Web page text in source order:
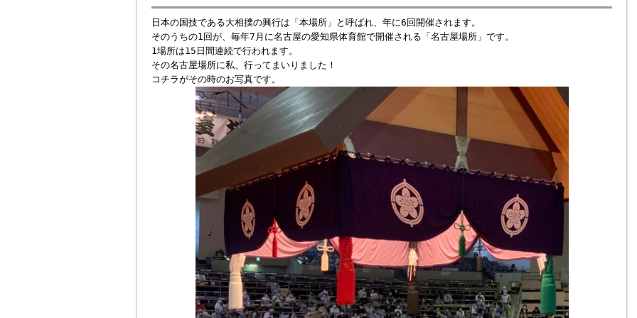
日本の国技である大相撲の興行は「本場所」と呼ばれ、年に6回開催されます。
そのうちの1回が、毎年7月に名古屋の愛知県体育館で開催される「名古屋場所」です。
1場所は15日間連続で行われます。
その名古屋場所に私、行ってまいりました！
コチラがその時のお写真です。